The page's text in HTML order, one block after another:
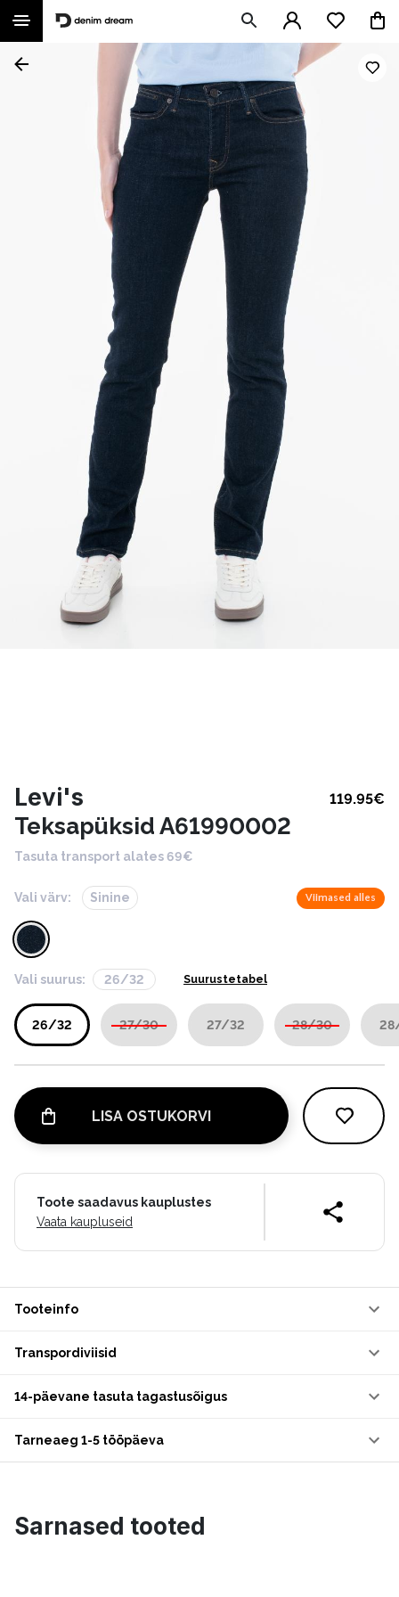
Levi's 119.95€
Teksapüksid A61990002
Tasuta transport alates 69€
Vali värv: Sinine Viimased alles
Vali suurus: 26/32 Suurustetabel
26/32 27/30 27/32 28/30
LISA OSTUKORVI
Toote saadavus kauplustes
Vaata kaupluseid
Tooteinfo
Transpordiviisid
14-päevane tasuta tagastusõigus
Tarneaeg 1-5 tööpäeva
Sarnased tooted